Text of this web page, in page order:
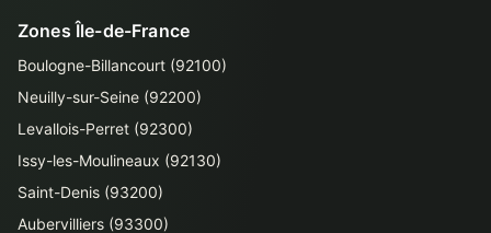
Zones Île-de-France
Boulogne-Billancourt (92100)
Neuilly-sur-Seine (92200)
Levallois-Perret (92300)
Issy-les-Moulineaux (92130)
Saint-Denis (93200)
Aubervilliers (93300)